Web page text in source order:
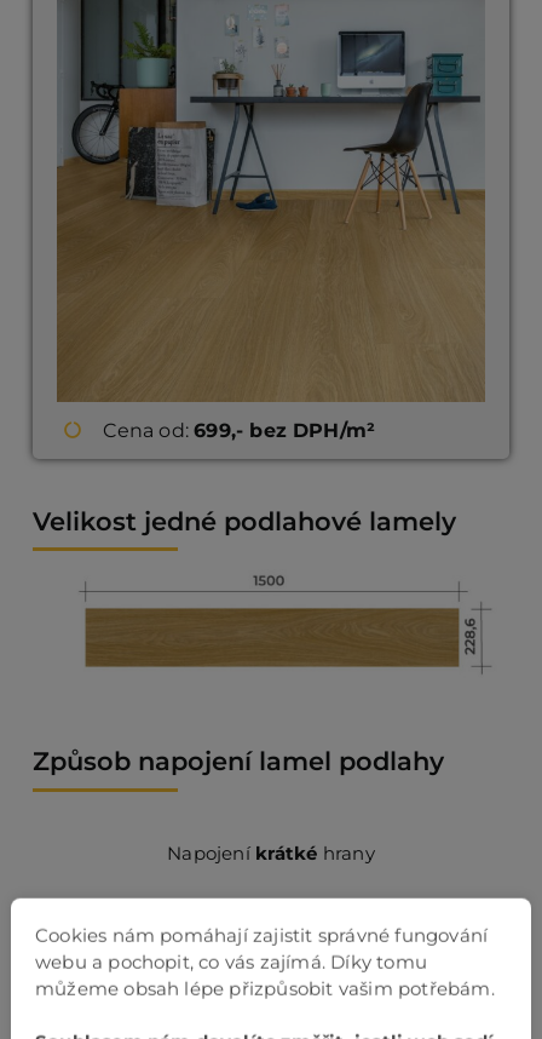
Cena od:699,- bez DPH/m²
Velikost jedné podlahové lamely
Způsob napojení lamel podlahy
Napojení krátké hrany
Cookies nám pomáhají zajistit správné fungování
webu a pochopit, co vás zajímá. Díky tomu
můžeme obsah lépe přizpůsobit vašim potřebám.